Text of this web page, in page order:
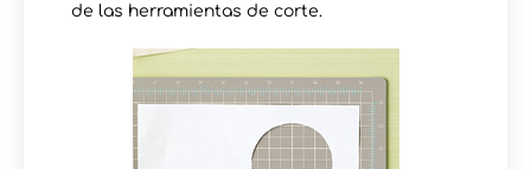
de las herramientas de corte.